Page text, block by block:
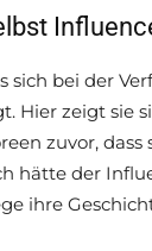
bei der
Hier zeigt sie
zuvor,
hätte der
ihre